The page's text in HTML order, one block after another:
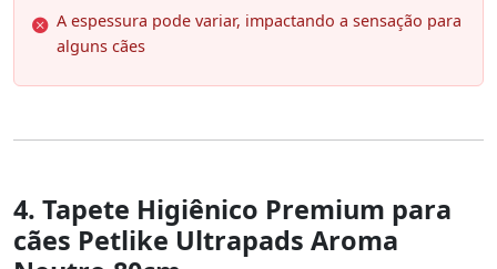
A espessura pode variar, impactando a sensação para
alguns cães
4. Tapete Higiênico Premium para
cães Petlike Ultrapads Aroma